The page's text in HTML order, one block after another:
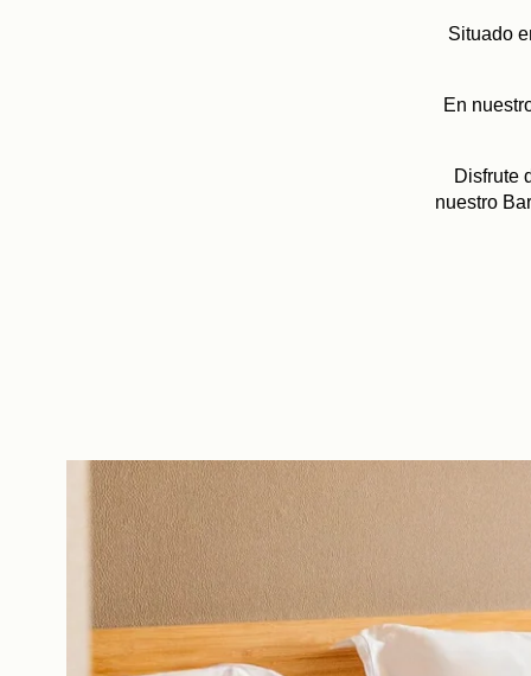
Situado
En
Disfrute
nuestro